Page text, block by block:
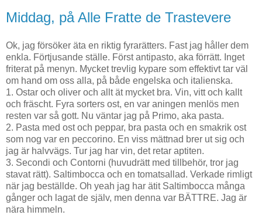
Middag, på Alle Fratte de Trastevere
Ok, jag försöker äta en riktig fyrarätters. Fast jag håller dem
enkla. Förtjusande ställe. Först antipasto, aka förrätt. Inget
friterat på menyn. Mycket trevlig kypare som effektivt tar väl
om hand om oss alla, på både engelska och italienska.
1. Ostar och oliver och allt ät mycket bra. Vin, vitt och kallt
och fräscht. Fyra sorters ost, en var aningen menlös men
resten var så gott. Nu väntar jag på Primo, aka pasta.
2. Pasta med ost och peppar, bra pasta och en smakrik ost
som nog var en peccorino. En viss mättnad brer ut sig och
jag är halvvägs. Tur jag har vin, det retar aptiten.
3. Secondi och Contorni (huvudrätt med tillbehör, tror jag
stavat rätt). Saltimbocca och en tomatsallad. Verkade rimligt
när jag beställde. Oh yeah jag har ätit Saltimbocca många
gånger och lagat de själv, men denna var BÄTTRE. Jag är
nära himmeln.